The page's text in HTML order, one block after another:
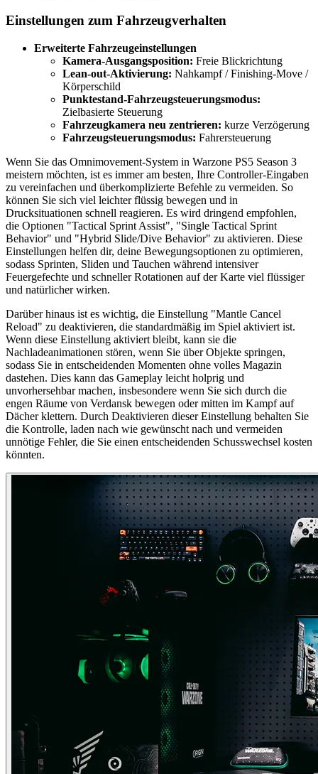
Einstellungen zum Fahrzeugverhalten
Erweiterte Fahrzeugeinstellungen
Kamera-Ausgangsposition: Freie Blickrichtung
Lean-out-Aktivierung: Nahkampf / Finishing-Move /
Körperschild
Punktestand-Fahrzeugsteuerungsmodus:
Zielbasierte Steuerung
Fahrzeugkamera neu zentrieren: kurze Verzögerung
Fahrzeugsteuerungsmodus: Fahrersteuerung
Wenn Sie das Omnimovement-System in Warzone PS5 Season 3
meistern möchten, ist es immer am besten, Ihre Controller-Eingaben
zu vereinfachen und überkomplizierte Befehle zu vermeiden. So
können Sie sich viel leichter flüssig bewegen und in
Drucksituationen schnell reagieren. Es wird dringend empfohlen,
die Optionen "Tactical Sprint Assist", "Single Tactical Sprint
Behavior" und "Hybrid Slide/Dive Behavior" zu aktivieren. Diese
Einstellungen helfen dir, deine Bewegungsoptionen zu optimieren,
sodass Sprinten, Sliden und Tauchen während intensiver
Feuergefechte und schneller Rotationen auf der Karte viel flüssiger
und natürlicher wirken.
Darüber hinaus ist es wichtig, die Einstellung "Mantle Cancel
Reload" zu deaktivieren, die standardmäßig im Spiel aktiviert ist.
Wenn diese Einstellung aktiviert bleibt, kann sie die
Nachladeanimationen stören, wenn Sie über Objekte springen,
sodass Sie in entscheidenden Momenten ohne volles Magazin
dastehen. Dies kann das Gameplay leicht holprig und
unvorhersehbar machen, insbesondere wenn Sie sich durch die
engen Räume von Verdansk bewegen oder mitten im Kampf auf
Dächer klettern. Durch Deaktivieren dieser Einstellung behalten Sie
die Kontrolle, laden nach wie gewünscht nach und vermeiden
unnötige Fehler, die Sie einen entscheidenden Schusswechsel kosten
könnten.